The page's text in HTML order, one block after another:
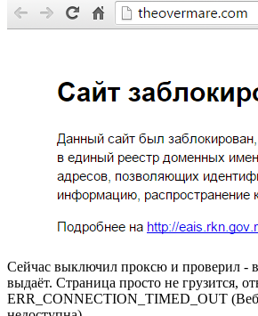
Сейчас выключил проксю и проверил -
выдаёт. Страница просто не грузится,
ERR_CONNECTION_TIMED_OUT